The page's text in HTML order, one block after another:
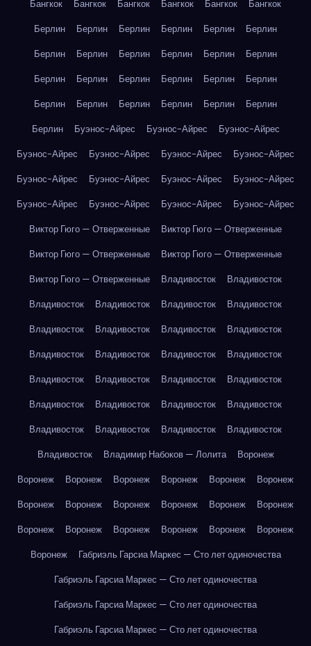
Бангкок Бангкок Бангкок Бангкок Бангкок
Бангкок
Берлин
Берлин Берлин Берлин Берлин
Берлин
Берлин
Берлин Берлин Берлин Берлин
Берлин
Берлин
Берлин Берлин Берлин Берлин
Берлин
Берлин
Берлин Берлин Берлин Берлин
Берлин
Берлин
Буэнос-Айрес Буэнос-Айрес
Буэнос-Айрес
Буэнос-Айрес
Буэнос-Айрес Буэнос-Айрес
Буэнос-Айрес
Буэнос-Айрес
Буэнос-Айрес Буэнос-Айрес
Буэнос-Айрес
Буэнос-Айрес
Буэнос-Айрес Буэнос-Айрес
Буэнос-Айрес
Виктор Гюго — Отверженные
Виктор Гюго — Отверженные
Виктор Гюго — Отверженные
Виктор Гюго — Отверженные
Виктор Гюго — Отверженные
Владивосток
Владивосток
Владивосток
Владивосток Владивосток
Владивосток
Владивосток
Владивосток Владивосток
Владивосток
Владивосток
Владивосток Владивосток
Владивосток
Владивосток
Владивосток Владивосток
Владивосток
Владивосток
Владивосток Владивосток
Владивосток
Владивосток
Владивосток Владивосток
Владивосток
Владивосток
Владимир Набоков — Лолита
Воронеж
Воронеж
Воронеж Воронеж Воронеж Воронеж
Воронеж
Воронеж
Воронеж Воронеж Воронеж Воронеж
Воронеж
Воронеж
Воронеж Воронеж Воронеж Воронеж
Воронеж
Воронеж
Габриэль Гарсиа Маркес — Сто лет одиночества
Габриэль Гарсиа Маркес — Сто лет одиночества
Габриэль Гарсиа Маркес — Сто лет одиночества
Габриэль Гарсиа Маркес — Сто лет одиночества